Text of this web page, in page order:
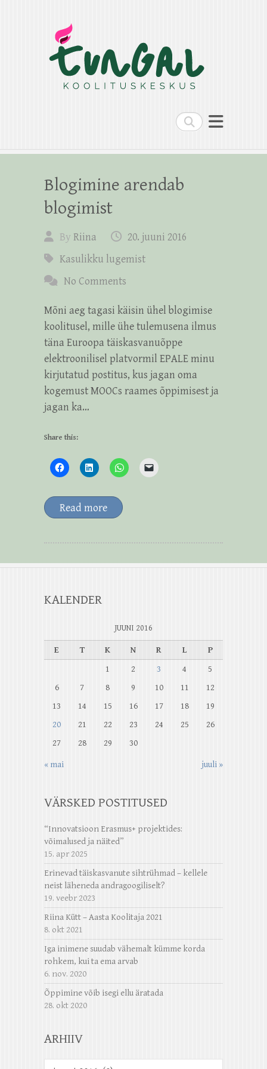
Search
Blogimine arendab
blogimist
By Riina
20. juuni 2016
Kasulikku lugemist
No Comments
Mõni aeg tagasi käisin ühel blogimise
koolitusel, mille ühe tulemusena ilmus
täna Euroopa täiskasvanuõppe
elektroonilisel platvormil EPALE minu
kirjutatud postitus, kus jagan oma
kogemust MOOCs raames õppimisest ja
jagan ka…
Share this:
Read more
KALENDER
JUUNI 2016
E T K N R L
P
1
2 3 4
5
6
7 8 9 10 11
12
13
14 15 16 17 18
19
20
21 22 23 24 25
26
27
28 29 30
« mai juuli »
VÄRSKED POSTITUSED
“Innovatsioon Erasmus+ projektides:
võimalused ja näited”
15. apr 2025
Erinevad täiskasvanute sihtrühmad – kellele
neist läheneda andragoogiliselt?
19. veebr 2023
Riina Kütt – Aasta Koolitaja 2021
8. okt 2021
Iga inimene suudab vähemalt kümme korda
rohkem, kui ta ema arvab
6. nov. 2020
Õppimine võib isegi ellu äratada
28. okt 2020
ARHIIV